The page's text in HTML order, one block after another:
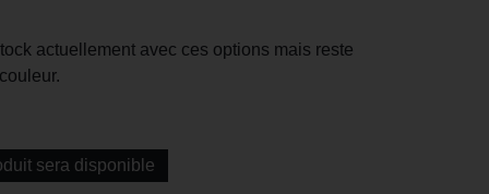
actuellement avec ces options mais reste
sera disponible